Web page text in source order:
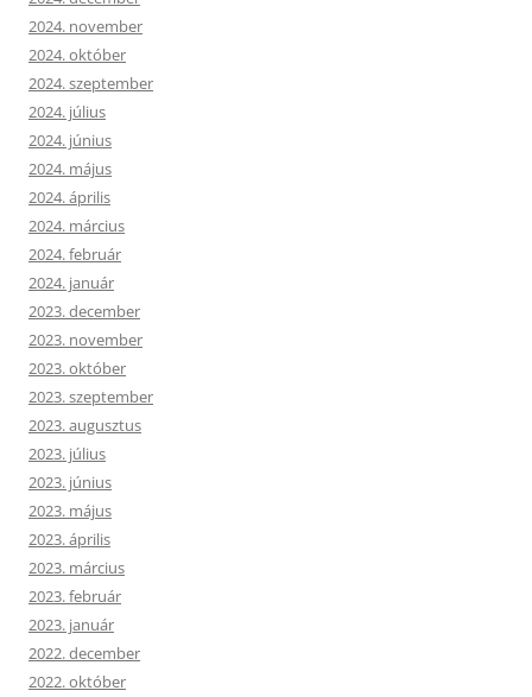
2024. november
2024. október
2024. szeptember
2024. július
2024. június
2024. május
2024. április
2024. március
2024. február
2024. január
2023. december
2023. november
2023. október
2023. szeptember
2023. augusztus
2023. július
2023. június
2023. május
2023. április
2023. március
2023. február
2023. január
2022. december
2022. október